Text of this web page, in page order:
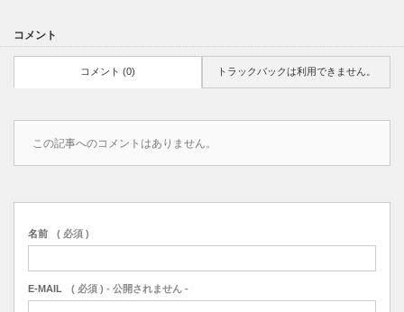
コメント
コメント (0) トラックバックは利用できません。
この記事へのコメントはありません。
名前 ( 必須 )
E-MAIL ( 必須 ) - 公開されません -